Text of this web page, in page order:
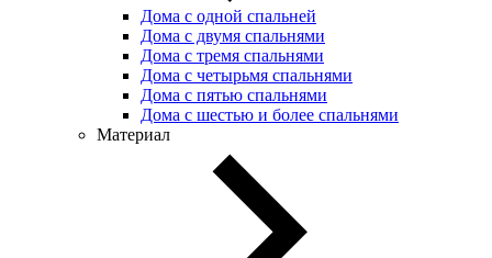
Дома с одной спальней
Дома с двумя спальнями
Дома с тремя спальнями
Дома с четырьмя спальнями
Дома с пятью спальнями
Дома с шестью и более спальнями
Материал